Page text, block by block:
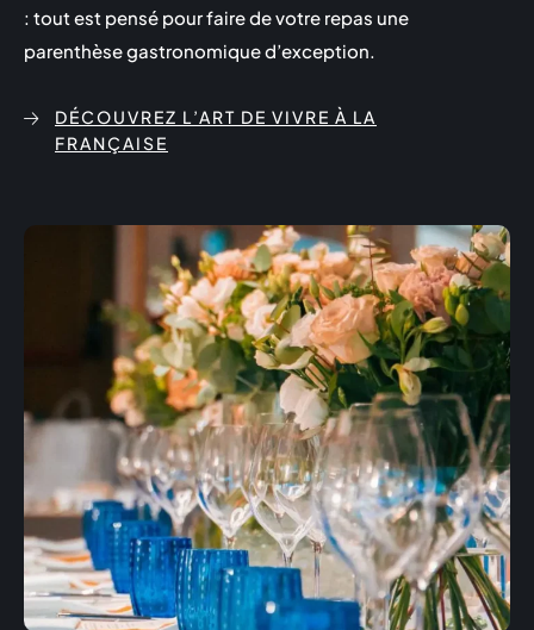
: tout est pensé pour faire de votre repas une
parenthèse gastronomique d’exception.
DÉCOUVREZ L’ART DE VIVRE À LA
FRANÇAISE